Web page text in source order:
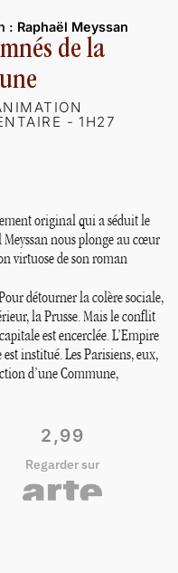
: Raphaël Meyssan
de la
- 1H27
original qui a séduit le
nous plonge au cœur
virtuose de son roman
détourner la colère sociale,
la Prusse. Mais le conflit
est encerclée. L’Empire
institué. Les Parisiens, eux,
d’une Commune,
2,99
Regarder sur